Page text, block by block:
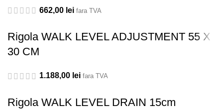
662,00 lei fara TVA
Rigola WALK LEVEL ADJUSTMENT 55 X
30 CM
1.188,00 lei fara TVA
Rigola WALK LEVEL DRAIN 15cm